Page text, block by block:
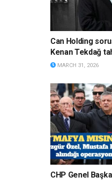
Can Holding
Kenan Tekdağ
MARCH 31, 2026
CHP Genel